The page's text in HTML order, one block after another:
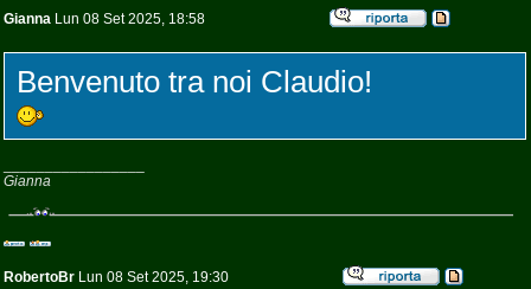
Gianna Lun 08 Set 2025, 18:58
Benvenuto tra noi Claudio!
Gianna
RobertoBr Lun 08 Set 2025, 19:30